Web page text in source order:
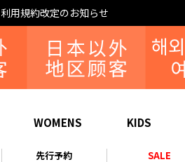
利用規約改定のお知らせ
WOMENS KIDS
先行予約 SALE